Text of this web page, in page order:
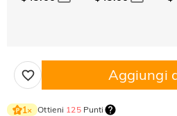
Aggiungi
1× Ottieni 125Punti